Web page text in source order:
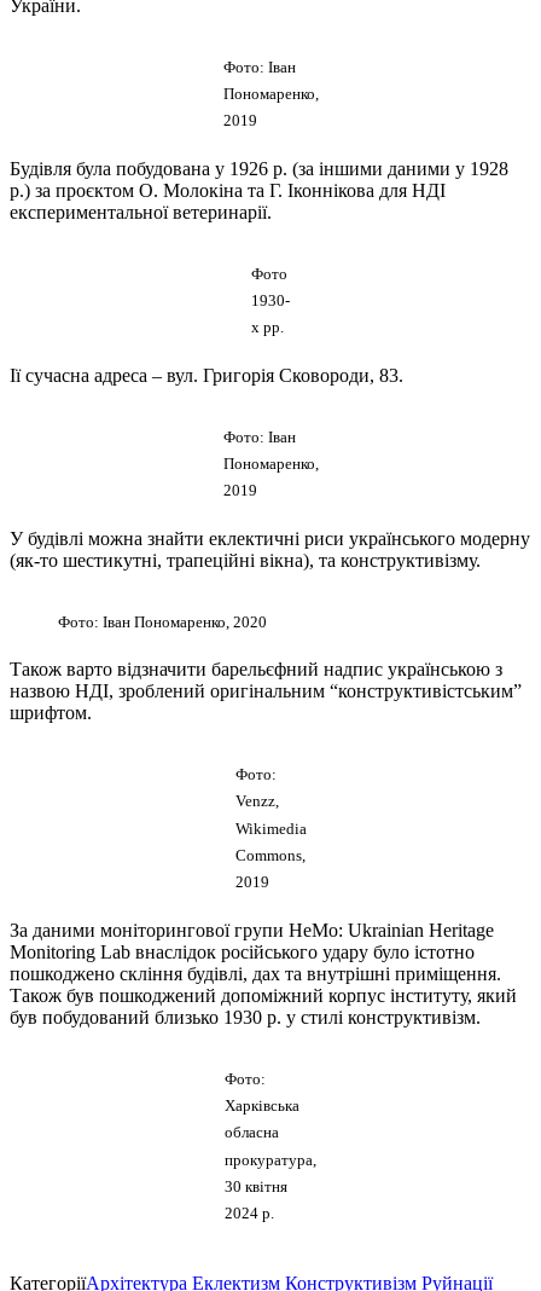
України.
Фото: Іван
Пономаренко,
2019
Будівля була побудована у 1926 р. (за іншими даними у 1928
р.) за проєктом О. Молокіна та Г. Іконнікова для НДІ
експериментальної ветеринарії.
Фото
1930-
х рр.
Ії сучасна адреса – вул. Григорія Сковороди, 83.
Фото: Іван
Пономаренко,
2019
У будівлі можна знайти еклектичні риси українського модерну
(як-то шестикутні, трапеційні вікна), та конструктивізму.
Фото: Іван Пономаренко, 2020
Також варто відзначити барельєфний надпис українською з
назвою НДІ, зроблений оригінальним “конструктивістським”
шрифтом.
Фото:
Venzz,
Wikimedia
Commons,
2019
За даними моніторингової групи HeMo: Ukrainian Heritage
Monitoring Lab внаслідок російського удару було істотно
пошкоджено скління будівлі, дах та внутрішні приміщення.
Також був пошкоджений допоміжний корпус інституту, який
був побудований близько 1930 р. у стилі конструктивізм.
Фото:
Харківська
обласна
прокуратура,
30 квітня
2024 р.
КатегоріїАрхітектура Еклектизм Конструктивізм Руйнації